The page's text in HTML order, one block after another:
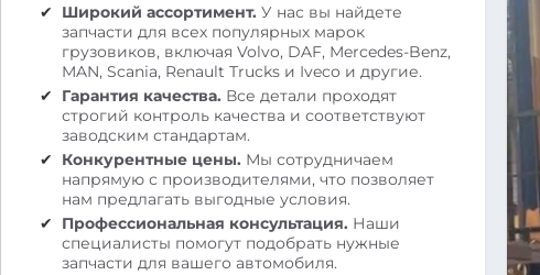
Широкий ассортимент. У нас вы найдете
запчасти для всех популярных марок
грузовиков, включая Volvo, DAF, Mercedes-Benz,
MAN, Scania, Renault Trucks и Iveco и другие.
Гарантия качества. Все детали проходят
строгий контроль качества и соответствуют
заводским стандартам.
Конкурентные цены. Мы сотрудничаем
напрямую с производителями, что позволяет
нам предлагать выгодные условия.
Профессиональная консультация. Наши
специалисты помогут подобрать нужные
запчасти для вашего автомобиля.